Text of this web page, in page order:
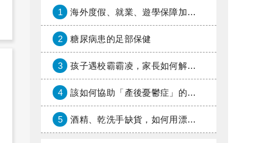
1 海外度假、就業、遊學保障加倍，富邦產險「一期逐夢」專案加碼遠距醫療與緊急救援
2 糖尿病患的足部保健
3 孩子遇校霸霸凌，家長如何解圍？
4 該如何協助「產後憂鬱症」的親友？家人或朋友的陪伴指南
5 酒精、乾洗手缺貨，如何用漂白水、異丙醇自製消毒水？